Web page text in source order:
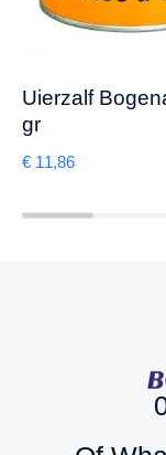
Uierzalf
gr
€ 11,86